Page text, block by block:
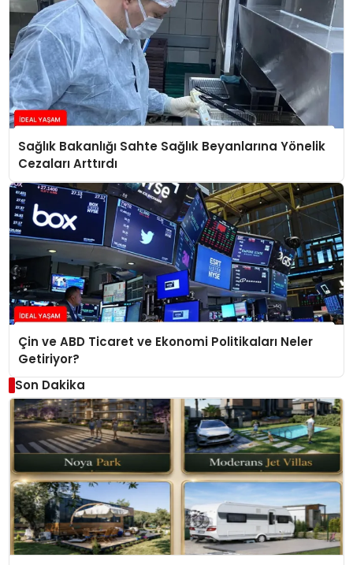
Sağlık Bakanlığı Sahte Sağlık Beyanlarına Yönelik
Cezaları Arttırdı
Çin ve ABD Ticaret ve Ekonomi Politikaları Neler
Getiriyor?
Son Dakika